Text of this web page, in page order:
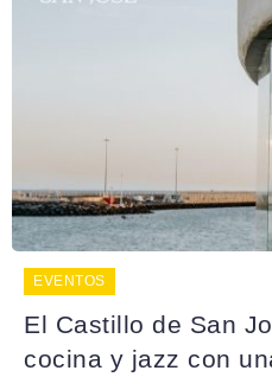
EVENTOS
El Castillo de San
cocina y jazz con